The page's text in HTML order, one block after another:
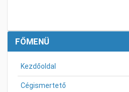
FŐMENÜ
Kezdőoldal
Cégismertető